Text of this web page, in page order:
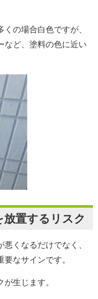
の場合白色ですが、
など、塗料の色に近い
放置するリスク
くなるだけでなく、
なサインです。
生じます。